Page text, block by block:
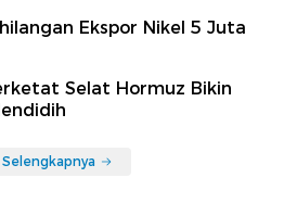
Ekspor Nikel 5 Juta
Selat Hormuz Bikin